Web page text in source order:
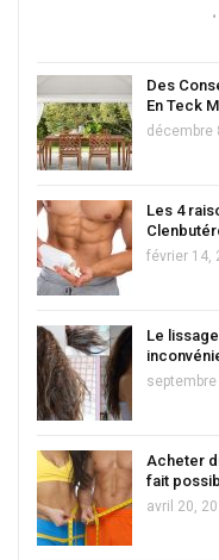
Des
En Teck
décembre
Les 4
février 14,
Le
Acheter
fait
avril 20,